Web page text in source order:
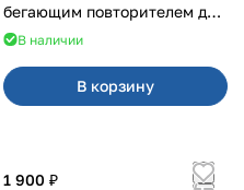
бегающим повторителем для
4х4В наличии
В корзину
1 900 ₽